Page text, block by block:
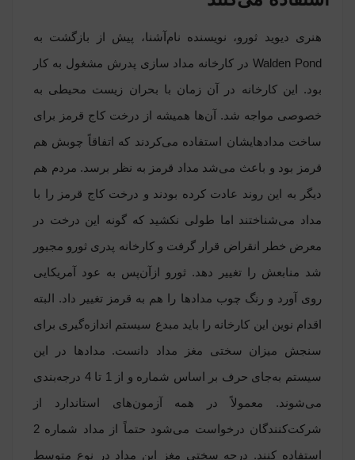
هنری دیوید ثورو، نویسنده نام‌آشنا، پیش از بازگشت به
Walden Pond در کارخانه مداد سازی پدرش مشغول به کار
بود. این کارخانه در آن زمان با بحران زیست محیطی به
خصوصی مواجه شد. آن‌ها همیشه از درخت کاج قرمز برای
ساخت مدادهایشان استفاده می‌کردند که اتفاقاً چوبش هم
قرمز بود و باعث می‌شد مداد قرمز به نظر برسد. مردم هم
دیگر به این روند عادت کرده بودند و درخت کاج قرمز را با
مداد می‌شناختند اما طولی نکشید که گونه این درخت در
معرض خطر انقراض قرار گرفت و کارخانه پدری ثورو مجبور
شد منابعش را تغییر دهد. ثورو ازآن‌پس به عود آمریکایی
روی آورد و رنگ چوب مدادها را هم به قرمز تغییر داد. البته
اقدام نوین این کارخانه را باید مبدع سیستم اندازه‌گیری برای
سنجش میزان سختی مغز مداد دانست. مدادها در این
سیستم به‌جای حرف بر اساس شماره و از 1 تا 4 درجه‌بندی
می‌شوند. معمولاً در همه آزمون‌های استاندارد از
شرکت‌کنندگان درخواست می‌شود حتماً از مداد شماره 2
استفاده کنند. درجه سختی مغز این مداد در نوع متوسط